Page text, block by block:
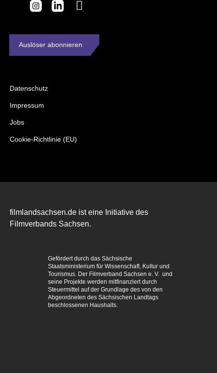
Auslöser abonnieren
Datenschutz
Impressum
Jobs
Cookie-Richtlinie (EU)
filmlandsachsen.de ist eine Initiative des
Filmverbands Sachsen.
Gefördert durch das Sächsische
Staatsministerium für Wissenschaft, Kultur und
Tourismus. Der Filmverband Sachsen e. V. und
seine Projekte werden mitfinanziert durch
Steuermittel auf der Grundlage des von den
Abgeordneten des Sächsischen Landtags
beschlossenen Haushalts.